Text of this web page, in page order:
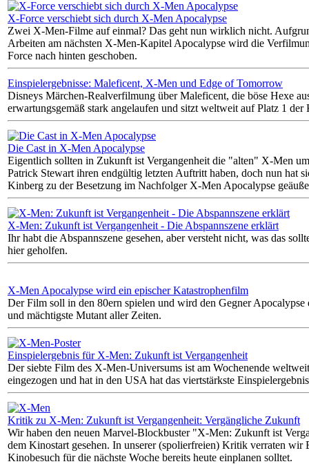
X-Force verschiebt sich durch X-Men Apocalypse
Zwei X-Men-Filme auf einmal? Das geht nun wirklich nicht.
Arbeiten am nächsten X-Men-Kapitel Apocalypse wird die
Force nach hinten geschoben.
Einspielergebnisse: Maleficent, X-Men und Edge of Tomorrow
Disneys Märchen-Realverfilmung über Maleficent, die böse Hexe
erwartungsgemäß stark angelaufen und sitzt weltweit auf Platz 1 der
Die Cast in X-Men Apocalypse
Eigentlich sollten in Zukunft ist Vergangenheit die "alten" X-Men
Patrick Stewart ihren endgültig letzten Auftritt haben, doch nun hat
Kinberg zu der Besetzung im Nachfolger X-Men Apocalypse
X-Men: Zukunft ist Vergangenheit - Die Abspannszene erklärt
Ihr habt die Abspannszene gesehen, aber versteht nicht, was das
hier geholfen.
X-Men Apocalypse wird ein epischer Katastrophenfilm
Der Film soll in den 80ern spielen und wird den Gegner Apocalypse
und mächtigste Mutant aller Zeiten.
Einspielergebnis für X-Men: Zukunft ist Vergangenheit
Der siebte Film des X-Men-Universums ist am Wochenende
eingezogen und hat in den USA hat das viertstärkste
Kritik zu X-Men: Zukunft ist Vergangenheit: Vergängliche Zukunft
Wir haben den neuen Marvel-Blockbuster "X-Men: Zukunft ist
dem Kinostart gesehen. In unserer (spolierfreien) Kritik verraten wir
Kinobesuch für die nächste Woche bereits heute einplanen solltet.